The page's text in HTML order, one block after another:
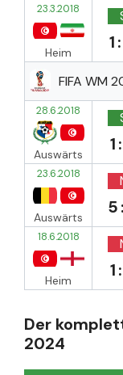
23.3.2018
Heim
FIFA WM
28.6.2018
Auswärts
23.6.2018
Auswärts
18.6.2018
Heim
Der
2024